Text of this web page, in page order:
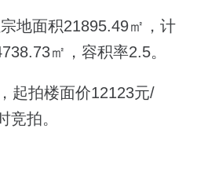
地面积21895.49㎡，计
㎡，容积率2.5。
起拍楼面价12123元/
竞拍。